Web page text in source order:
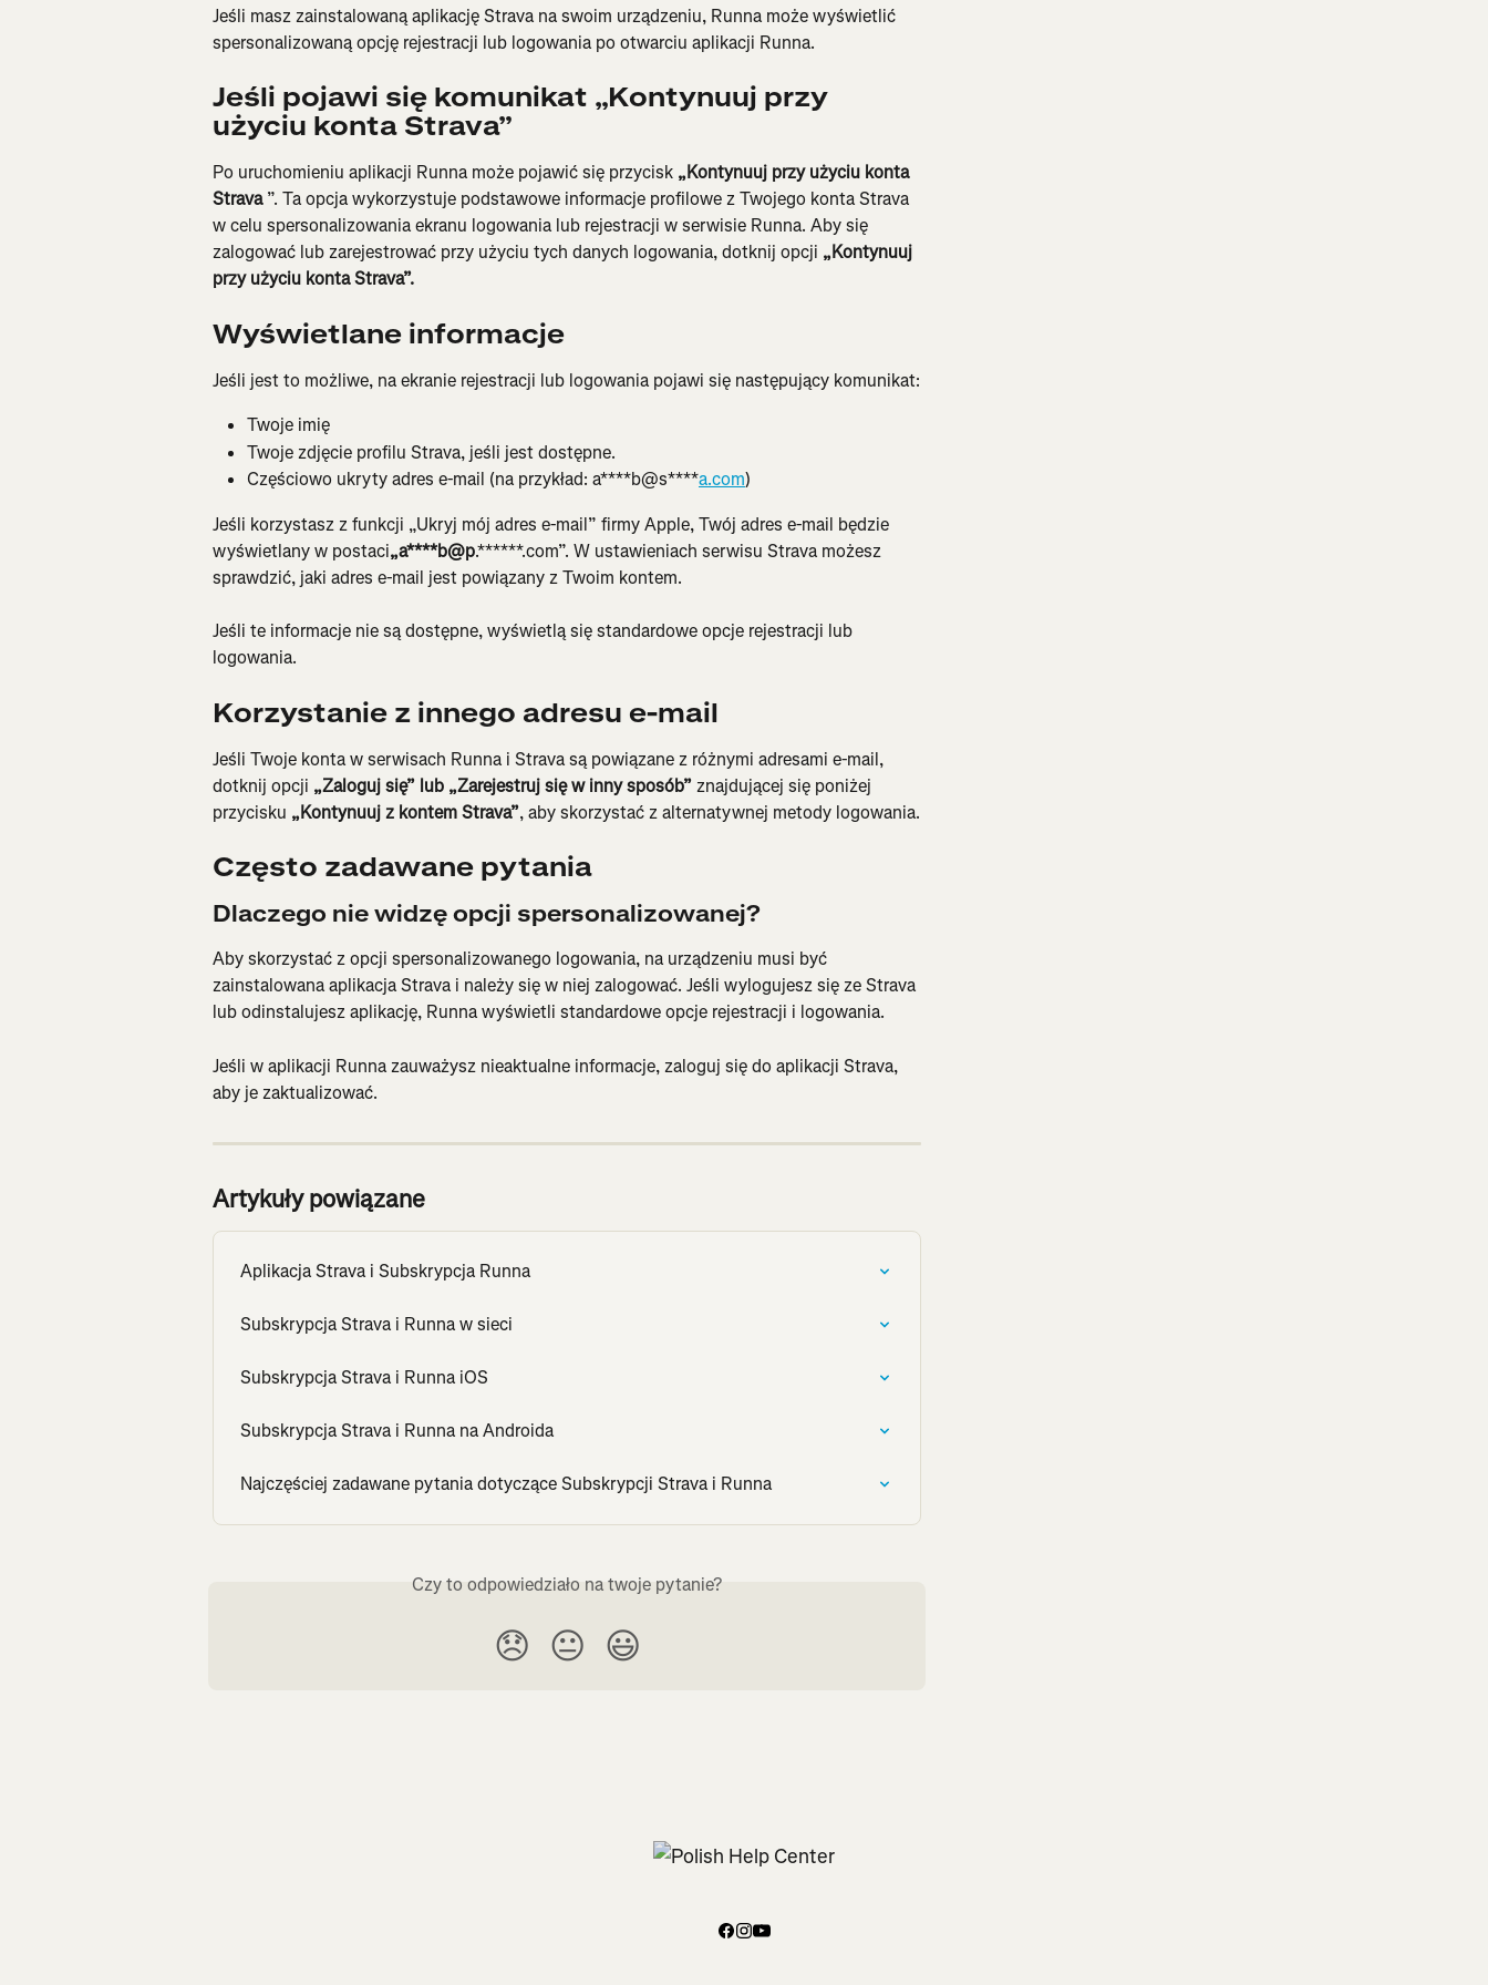
Jeśli masz zainstalowaną aplikację Strava na swoim urządzeniu, Runna może wyświetlić
spersonalizowaną opcję rejestracji lub logowania po otwarciu aplikacji Runna.
Jeśli pojawi się komunikat „Kontynuuj przy
użyciu konta Strava”
Po uruchomieniu aplikacji Runna może pojawić się przycisk „Kontynuuj przy użyciu konta
Strava ”. Ta opcja wykorzystuje podstawowe informacje profilowe z Twojego konta Strava
w celu spersonalizowania ekranu logowania lub rejestracji w serwisie Runna. Aby się
zalogować lub zarejestrować przy użyciu tych danych logowania, dotknij opcji „Kontynuuj
przy użyciu konta Strava”.
Wyświetlane informacje
Jeśli jest to możliwe, na ekranie rejestracji lub logowania pojawi się następujący komunikat:
Twoje imię
Twoje zdjęcie profilu Strava, jeśli jest dostępne.
Częściowo ukryty adres e-mail (na przykład: a****b@s****a.com)
Jeśli korzystasz z funkcji „Ukryj mój adres e-mail” firmy Apple, Twój adres e-mail będzie
wyświetlany w postaci„a****b@p.******.com”. W ustawieniach serwisu Strava możesz
sprawdzić, jaki adres e-mail jest powiązany z Twoim kontem.
Jeśli te informacje nie są dostępne, wyświetlą się standardowe opcje rejestracji lub
logowania.
Korzystanie z innego adresu e-mail
Jeśli Twoje konta w serwisach Runna i Strava są powiązane z różnymi adresami e-mail,
dotknij opcji „Zaloguj się” lub „Zarejestruj się w inny sposób” znajdującej się poniżej
przycisku „Kontynuuj z kontem Strava”, aby skorzystać z alternatywnej metody logowania.
Często zadawane pytania
Dlaczego nie widzę opcji spersonalizowanej?
Aby skorzystać z opcji spersonalizowanego logowania, na urządzeniu musi być
zainstalowana aplikacja Strava i należy się w niej zalogować. Jeśli wylogujesz się ze Strava
lub odinstalujesz aplikację, Runna wyświetli standardowe opcje rejestracji i logowania.
Jeśli w aplikacji Runna zauważysz nieaktualne informacje, zaloguj się do aplikacji Strava,
aby je zaktualizować.
Artykuły powiązane
Aplikacja Strava i Subskrypcja Runna
Subskrypcja Strava i Runna w sieci
Subskrypcja Strava i Runna iOS
Subskrypcja Strava i Runna na Androida
Najczęściej zadawane pytania dotyczące Subskrypcji Strava i Runna
Czy to odpowiedziało na twoje pytanie?
😞 😐 😃